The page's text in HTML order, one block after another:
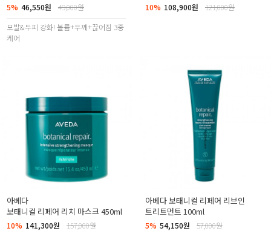
5% 46,550원
49,000원
모발&두피 강화! 볼륨+두께+끊어짐 3중
케어
10% 108,900원 121,000원
아베다
보태니컬 리페어 리치 마스크 450ml
10% 141,300원 157,000원
아베다 보태니컬 리페어 리브인
트리트먼트 100ml
5% 54,150원
57,000원